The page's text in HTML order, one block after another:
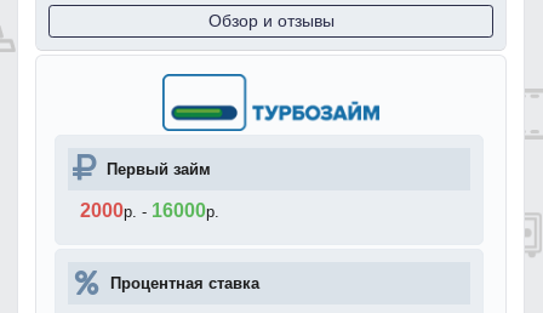
Обзор и отзывы
Первый займ
2000р. - 16000р.
Процентная ставка